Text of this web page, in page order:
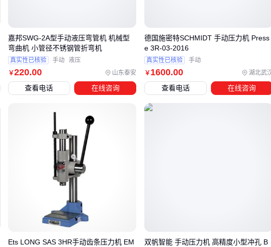
形特性。这类专用设备虽单价较高，但综合加工效率提升明
显。
选型决策树应优先锁定三个维度：
加工材料硬度决定必要吨位
生产节拍要求筛选机械/液压驱动方式
工件尺寸限制工作台开口参数 配套的模具夹具兼容性往往被
低估，这直接关系到后期扩展成本。
四、为什么防护罩和模具钢是必备投入？
采购手动压力机后，许多用户往往低估了配套设备的必要性。
溅的金属碎屑可能造成伤害，或模具不耐磨导致频繁更换。
关键配套可分为两类：安全防护装置如
和红外对射安全光栅
，能有效隔离危险区域；而模具组件
￥220.00 山东泰安
嘉邦SWG-2A型手动液压弯管机 机械型
弯曲机 小管径不锈钢管折弯机
真实性已核验 手动 液压
查看电话 在线咨询
￥ 1600.00 湖北武
德国施密特SCHMIDT 手动压力机 Press
e 3R-03-2016
真实性已核验 手动
查看电话 在线咨询
Ets LONG SAS 3HR手动齿条压力机 EM
双帆智能 手动压力机 高精度小型冲孔 B